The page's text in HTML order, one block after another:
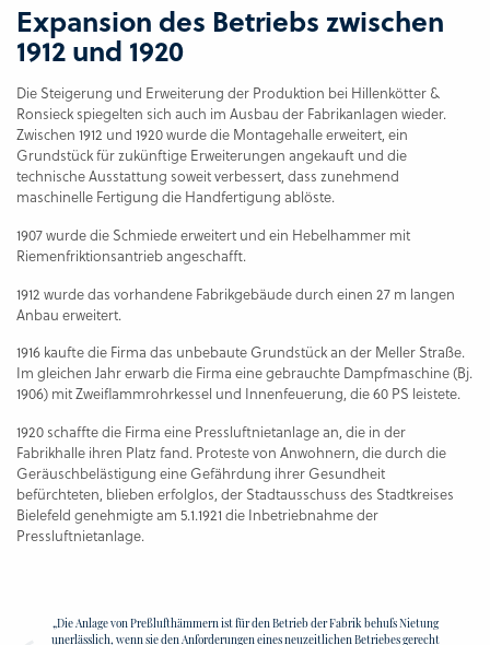
Expansion des Betriebs zwischen
1912 und 1920
Die Steigerung und Erweiterung der Produktion bei Hillenkötter &
Ronsieck spiegelten sich auch im Ausbau der Fabrikanlagen wieder.
Zwischen 1912 und 1920 wurde die Montagehalle erweitert, ein
Grundstück für zukünftige Erweiterungen angekauft und die
technische Ausstattung soweit verbessert, dass zunehmend
maschinelle Fertigung die Handfertigung ablöste.
1907 wurde die Schmiede erweitert und ein Hebelhammer mit
Riemenfriktionsantrieb angeschafft.
1912 wurde das vorhandene Fabrikgebäude durch einen 27 m langen
Anbau erweitert.
1916 kaufte die Firma das unbebaute Grundstück an der Meller Straße.
Im gleichen Jahr erwarb die Firma eine gebrauchte Dampfmaschine (Bj.
1906) mit Zweiflammrohrkessel und Innenfeuerung, die 60 PS leistete.
1920 schaffte die Firma eine Pressluftnietanlage an, die in der
Fabrikhalle ihren Platz fand. Proteste von Anwohnern, die durch die
Geräuschbelästigung eine Gefährdung ihrer Gesundheit
befürchteten, blieben erfolglos, der Stadtausschuss des Stadtkreises
Bielefeld genehmigte am 5.1.1921 die Inbetriebnahme der
Pressluftnietanlage.
„Die Anlage von Preßlufthämmern ist für den Betrieb der Fabrik behufs Nietung
unerlässlich, wenn sie den Anforderungen eines neuzeitlichen Betriebes gerecht